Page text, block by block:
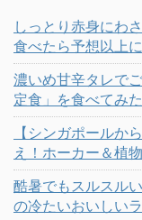
しっとり赤身にわ
食べたら予想以上
濃いめ甘辛タレで
定食」を食べてみた
【シンガポールか
え！ホーカー＆植
酷暑でもスルスル
の冷たいおいしい